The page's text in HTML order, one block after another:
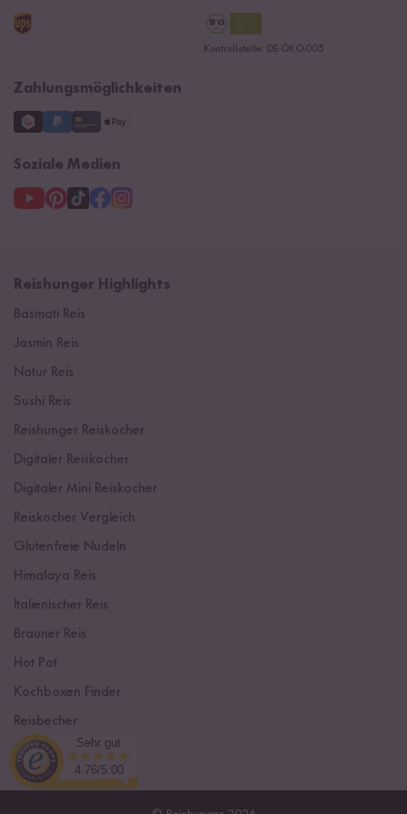
Reishunger Gutscheine
Datenschutzerklärung
Kontrollstelle: DE-ÖKO-005
Zahlungsmöglichkeiten
Soziale Medien
Reishunger Highlights
Basmati Reis
Jasmin Reis
Natur Reis
Sushi Reis
Reishunger Reiskocher
Digitaler Reiskocher
Digitaler Mini Reiskocher
Reiskocher Vergleich
Glutenfreie Nudeln
Himalaya Reis
Italienischer Reis
Brauner Reis
Hot Pot
Kochboxen Finder
Reisbecher
Sushi Einsteiger Box
Sehr gut
4.76/5.00